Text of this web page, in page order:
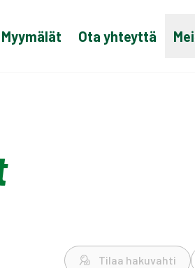
Myymälät Ota yhteyttä
Tilaa hakuvahti